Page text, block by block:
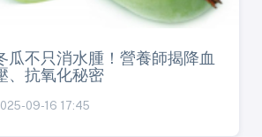
瓜不只消水腫！營養師揭降血
、抗氧化秘密
09-16 17:45